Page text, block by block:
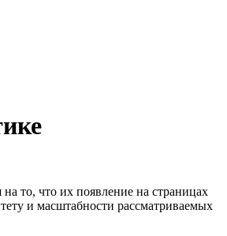
то, что их появление на страницах
и масштабности рассматриваемых